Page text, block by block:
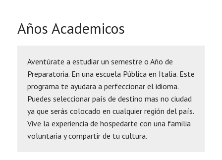
Años Academicos
Aventúrate a estudiar un semestre o Año de
Preparatoria. En una escuela Pública en Italia. Este
programa te ayudara a perfeccionar el idioma.
Puedes seleccionar país de destino mas no ciudad
ya que serás colocado en cualquier región del país.
Vive la experiencia de hospedarte con una familia
voluntaria y compartir de tu cultura.